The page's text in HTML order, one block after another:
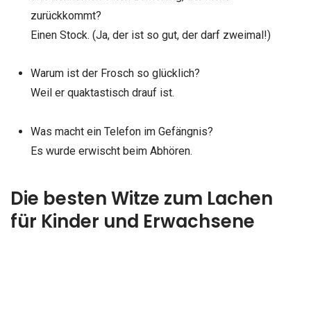
zurückkommt?
Einen Stock. (Ja, der ist so gut, der darf zweimal!)
Warum ist der Frosch so glücklich?
Weil er quaktastisch drauf ist.
Was macht ein Telefon im Gefängnis?
Es wurde erwischt beim Abhören.
Die besten Witze zum Lachen
für Kinder und Erwachsene